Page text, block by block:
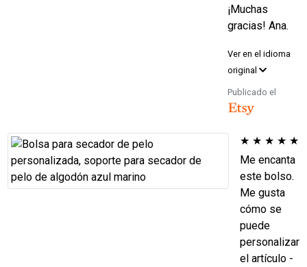
¡Muchas
gracias! Ana.
Ver en el idioma
original
Publicado el
★ ★ ★ ★ ★
Me encanta
este bolso.
Me gusta
cómo se
puede
personalizar
el artículo -